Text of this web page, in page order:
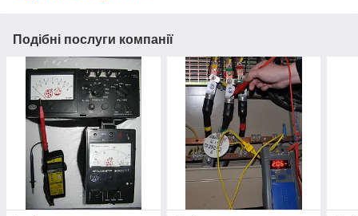
Подібні послуги компанії